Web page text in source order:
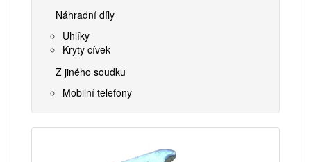
Náhradní díly
Uhlíky
Kryty cívek
Z jiného soudku
Mobilní telefony